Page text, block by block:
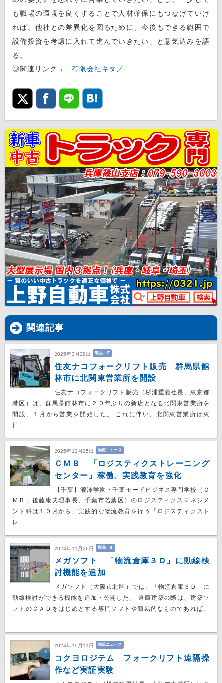
も職場の環境を良くすることで人材確保にもつなげていけ
れば。他社との差異化を図るために、今後もできる範囲で
設備投資を考慮に入れて進んでいきたい」と意気込みを語
る。
◎関連リンク→ 有限会社キタノ
関連記事
2025年3月28日 製品・IT
住友ナコフォークリフト販売 群馬県館
林市に北関東営業所を開設
住友ナコフォークリフト販売（杉浦重義社長、東京都
港区）は、群馬県館林市に２０年ぶりの新店となる北関東営業所を
開設、１月から営業を開始した。 これに伴い、北関東営業所は東
日…
2025年12月25日 物流ニュース
ＣＭＢ 「ロジスティクストレーニング
センター」稼働、実践教育を強化
【千葉】瀧澤学園・千葉モードビジネス専門学校（Ｃ
ＭＢ、後藤康夫理事長、千葉市若葉区）のロジスティクスマネジメ
ント科は１０月から、実践的な物流教育を行う「ロジスティクスト
レ…
2024年11月26日 製品・IT
メガソフト 「物流倉庫３Ｄ」に動線検
討機能を追加
メガソフト（大阪市北区）では、「物流倉庫３Ｄ」に
動線検討ができる機能を追加・公開した。 倉庫建築の際は、建築ソ
フトのＣＡＤをはじめとする専門ソフトや簡易的なものであれば、
…
2024年10月11日 物流ニュース
コクヨロジテム フォークリフト遠隔操
作など実証実験